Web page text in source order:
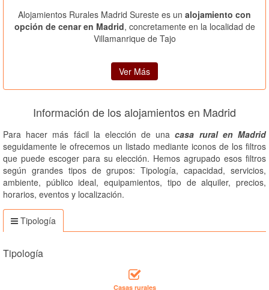
Alojamientos Rurales Madrid Sureste es un alojamiento con
opción de cenar en Madrid, concretamente en la localidad de
Villamanrique de Tajo
Ver Más
Información de los alojamientos en Madrid
Para hacer más fácil la elección de unacasa rural en Madrid
seguidamente le ofrecemos un listado mediante iconos de los filtros
que puede escoger para su elección. Hemos agrupado esos filtros
según grandes tipos de grupos: Tipología, capacidad, servicios,
ambiente, público ideal, equipamientos, tipo de alquiler, precios,
horarios, eventos y localización.
Tipología
Tipología
Casas rurales